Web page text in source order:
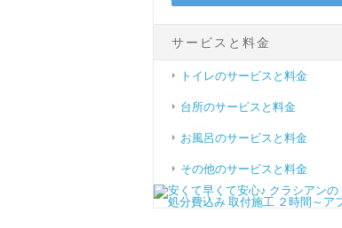
サービスと料金
トイレのサービスと料金
台所のサービスと料金
お風呂のサービスと料金
その他のサービスと料金